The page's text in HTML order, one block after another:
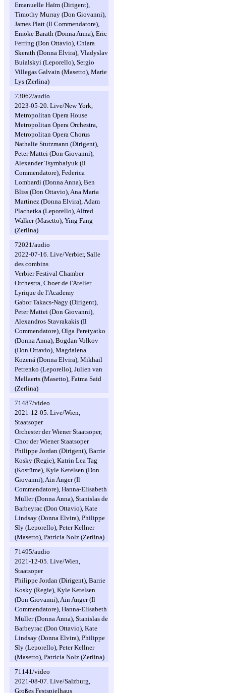
Emanuelle Haïm (Dirigent),
Timothy Murray (Don Giovanni),
James Platt (Il Commendatore),
Emöke Barath (Donna Anna), Eric
Ferring (Don Ottavio), Chiara
Skerath (Donna Elvira), Vladyslav
Buialskyi (Leporello), Sergio
Villegas Galvain (Masetto), Marie
Lys (Zerlina)
73062/audio
2023-05-20. Live/New York,
Metropolitan Opera House
Metropolitan Opera Orchestra,
Metropolitan Opera Chorus
Nathalie Stutzmann (Dirigent),
Peter Mattei (Don Giovanni),
Alexander Tsymbalyuk (Il
Commendatore), Federica
Lombardi (Donna Anna), Ben
Bliss (Don Ottavio), Ana Maria
Martinez (Donna Elvira), Adam
Plachetka (Leporello), Alfred
Walker (Masetto), Ying Fang
(Zerlina)
72021/audio
2022-07-16. Live/Verbier, Salle
des combins
Verbier Festival Chamber
Orchestra, Choer de l'Atelier
Lyrique de l'Academy
Gabor Takacs-Nagy (Dirigent),
Peter Mattei (Don Giovanni),
Alexandros Stavrakakis (Il
Commendatore), Olga Peretyatko
(Donna Anna), Bogdan Volkov
(Don Ottavio), Magdalena
Kozená (Donna Elvira), Mikhail
Petrenko (Leporello), Julien van
Mellaerts (Masetto), Fatma Said
(Zerlina)
71487/video
2021-12-05. Live/Wien,
Staatsoper
Orchester der Wiener Staatsoper,
Chor der Wiener Staatsoper
Philippe Jordan (Dirigent), Barrie
Kosky (Regie), Katrin Lea Tag
(Kostüme), Kyle Ketelsen (Don
Giovanni), Ain Anger (Il
Commendatore), Hanna-Elisabeth
Müller (Donna Anna), Stanislas de
Barbeyrac (Don Ottavio), Kate
Lindsay (Donna Elvira), Philippe
Sly (Leporello), Peter Kellner
(Masetto), Patricia Nolz (Zerlina)
71495/audio
2021-12-05. Live/Wien,
Staatsoper
Philippe Jordan (Dirigent), Barrie
Kosky (Regie), Kyle Ketelsen
(Don Giovanni), Ain Anger (Il
Commendatore), Hanna-Elisabeth
Müller (Donna Anna), Stanislas de
Barbeyrac (Don Ottavio), Kate
Lindsay (Donna Elvira), Philippe
Sly (Leporello), Peter Kellner
(Masetto), Patricia Nolz (Zerlina)
71141/video
2021-08-07. Live/Salzburg,
Großes Festspielhaus